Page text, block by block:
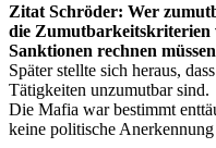
Zitat Schröder: Wer
die
Sanktionen rechnen
Später stellte sich heraus,
Tätigkeiten unzumutbar sind.
Die Mafia war bestimmt
keine politische